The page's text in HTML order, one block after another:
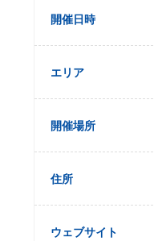
開催日時
エリア
開催場所
住所
ウェブサイト